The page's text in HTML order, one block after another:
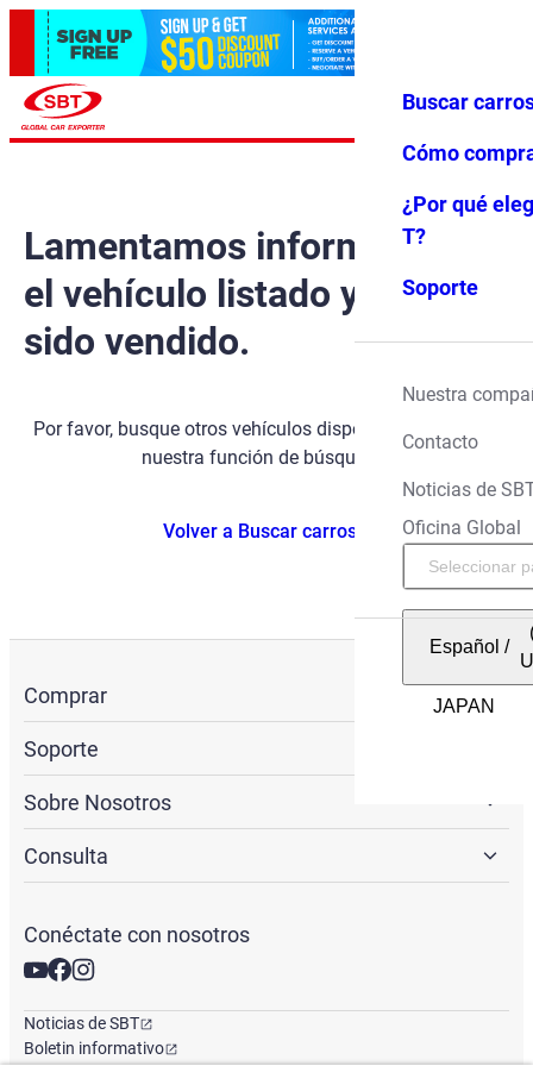
Favoritos Menú
Buscar
Cómo
¿Por qué
T?
Soporte
Nuestra
Contacto
Noticias de
Oficina Global
Español /
Lamentamos informarle que
el vehículo listado ya ha
sido vendido.
Por favor, busque otros vehículos disponibles utilizando
nuestra función de búsqueda.
Volver a Buscar carros
Comprar
Soporte
Sobre Nosotros
Consulta
Conéctate con nosotros
Noticias de SBT
Boletin informativo